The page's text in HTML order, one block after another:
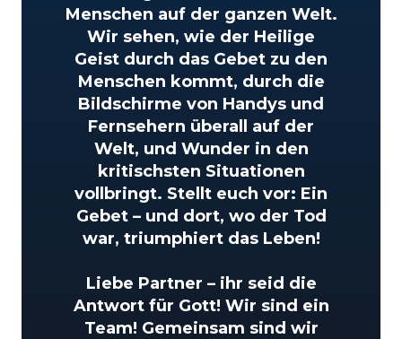
Menschen auf der ganzen Welt.
Wir sehen, wie der Heilige
Geist durch das Gebet zu den
Menschen kommt, durch die
Bildschirme von Handys und
Fernsehern überall auf der
Welt, und Wunder in den
kritischsten Situationen
vollbringt. Stellt euch vor: Ein
Gebet – und dort, wo der Tod
war, triumphiert das Leben!
Liebe Partner – ihr seid die
Antwort für Gott! Wir sind ein
Team! Gemeinsam sind wir